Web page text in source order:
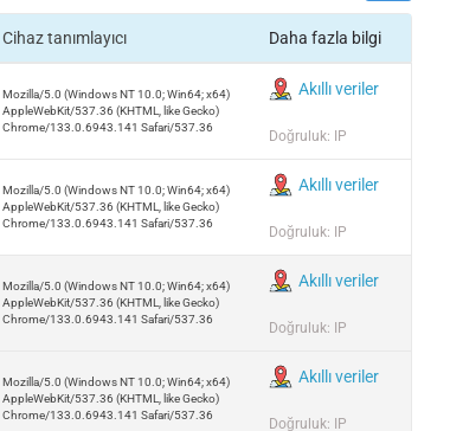
Cihaz tanımlayıcı Daha fazla bilgi
Mozilla/5.0 (Windows NT 10.0; Win64; x64)
AppleWebKit/537.36 (KHTML, like Gecko)
Chrome/133.0.6943.141 Safari/537.36
Akıllı veriler
Doğruluk: IP
Mozilla/5.0 (Windows NT 10.0; Win64; x64)
AppleWebKit/537.36 (KHTML, like Gecko)
Chrome/133.0.6943.141 Safari/537.36
Akıllı veriler
Doğruluk: IP
Mozilla/5.0 (Windows NT 10.0; Win64; x64)
AppleWebKit/537.36 (KHTML, like Gecko)
Chrome/133.0.6943.141 Safari/537.36
Akıllı veriler
Doğruluk: IP
Mozilla/5.0 (Windows NT 10.0; Win64; x64)
AppleWebKit/537.36 (KHTML, like Gecko)
Chrome/133.0.6943.141 Safari/537.36
Akıllı veriler
Doğruluk: IP